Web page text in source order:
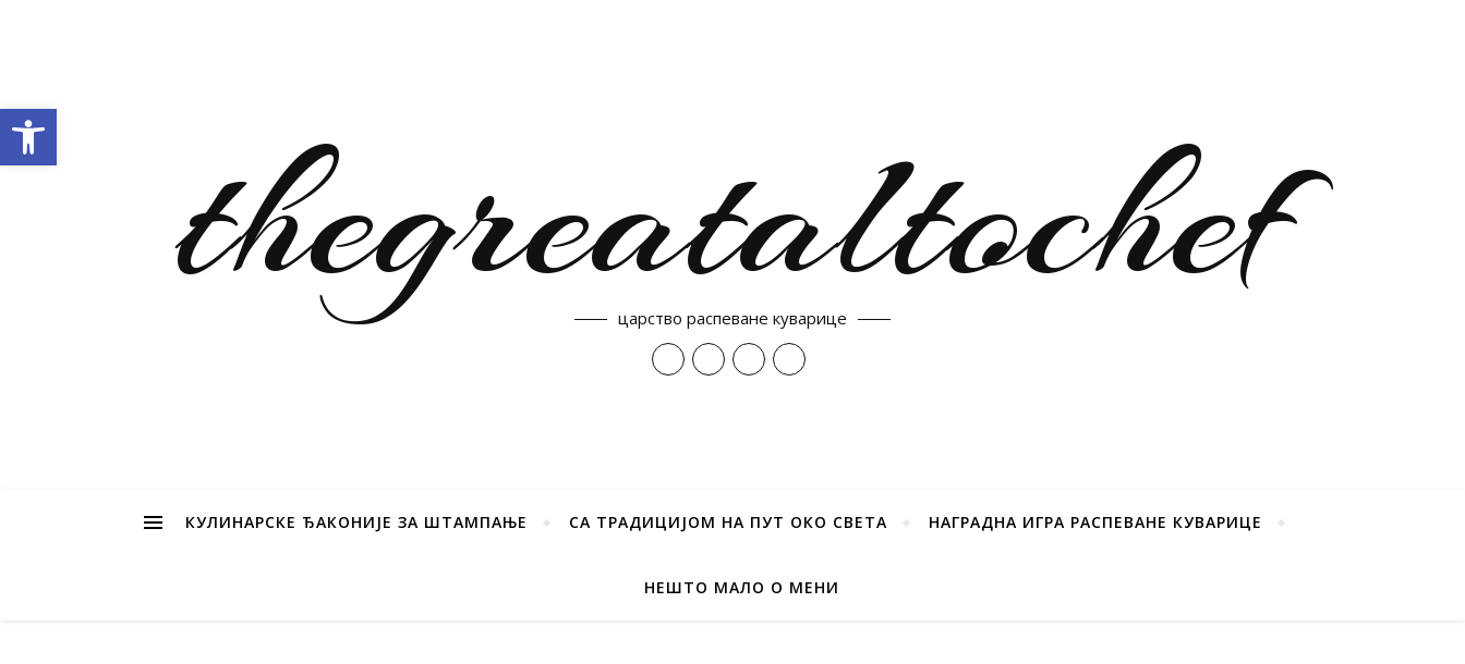
thegreataltochef
царство распеване куварице
КУЛИНАРСКЕ ЂАКОНИЈЕ ЗА ШТАМПАЊЕ СА ТРАДИЦИЈОМ НА ПУТ ОКО СВЕТА НАГРАДНА ИГРА РАСПЕВАНЕ КУВАРИЦЕ
НЕШТО МАЛО О МЕНИ
Open toolbar